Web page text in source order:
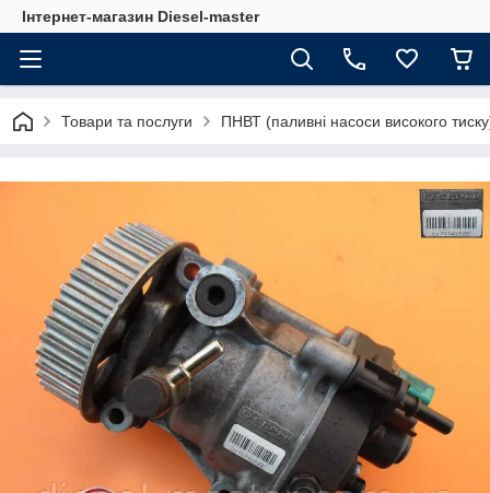
Інтернет-магазин Diesel-master
Товари та послуги ПНВТ (паливні насоси високого